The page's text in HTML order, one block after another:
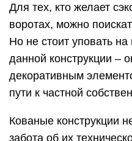
Для тех, кто желает
воротах, можно
Но не стоит уповать
данной конструкции –
декоративным
пути к частной
Кованые конструкции
забота об их